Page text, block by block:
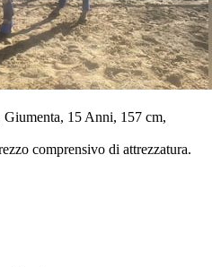
15 Anni, 157 cm,
comprensivo di attrezzatura.